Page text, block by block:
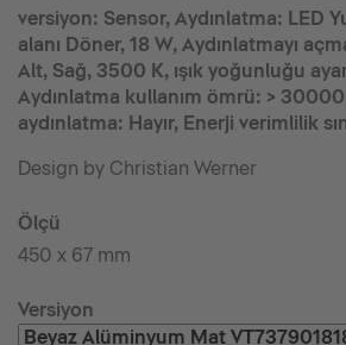
versiyon: Sensor, Aydınlatma: LED
alanı Döner, 18 W, Aydınlatmayı
Alt, Sağ, 3500 K, ışık yoğunluğu
Aydınlatma kullanım ömrü: >
aydınlatma: Hayır, Enerji verimlilik
Design by Christian Werner
Ölçü
450 x 67 mm
Versiyon